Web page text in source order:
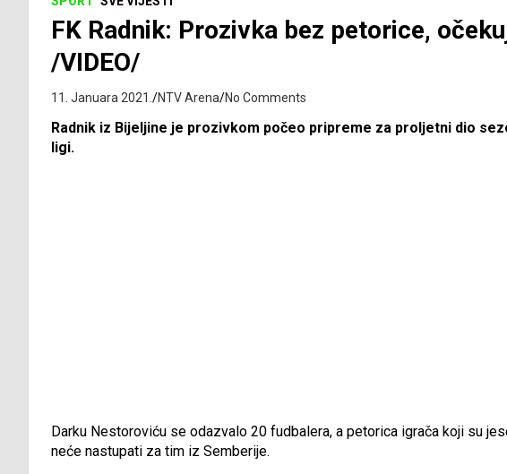
FK Radnik: Prozivka bez petorice,
/VIDEO/
11. Januara 2021. NTV Arena No Comments
Radnik iz Bijeljine je prozivkom počeo pripreme za proljetni dio
ligi.
Darku Nestoroviću se odazvalo 20 fudbalera, a petorica igrača koji su
neće nastupati za tim iz Semberije.